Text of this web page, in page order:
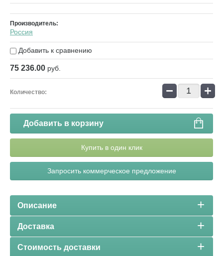
Производитель:
Россия
Добавить к сравнению
75 236.00 руб.
Количество: − +
Добавить в корзину
Купить в один клик
Запросить коммерческое предложение
Описание
Доставка
Стоимость доставки